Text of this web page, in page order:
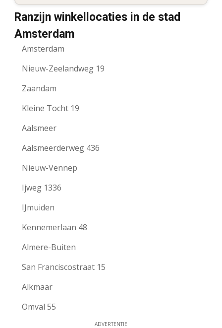
Ranzijn winkellocaties in de stad
Amsterdam
Amsterdam
Nieuw-Zeelandweg 19
Zaandam
Kleine Tocht 19
Aalsmeer
Aalsmeerderweg 436
Nieuw-Vennep
Ijweg 1336
IJmuiden
Kennemerlaan 48
Almere-Buiten
San Franciscostraat 15
Alkmaar
Omval 55
ADVERTENTIE